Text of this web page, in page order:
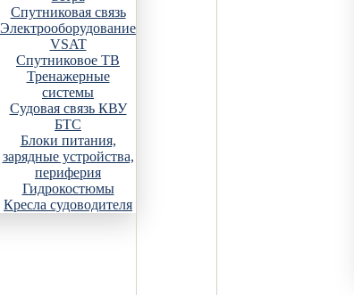
Спутниковая связь
Электрооборудование
VSAT
Спутниковое ТВ
Тренажерные
системы
Судовая связь КВУ
БТС
Блоки питания,
зарядные устройства,
периферия
Гидрокостюмы
Кресла судоводителя